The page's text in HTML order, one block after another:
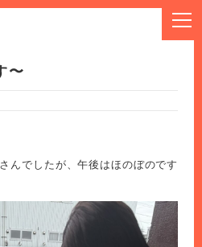
〜
んでしたが、午後はほのぼのです